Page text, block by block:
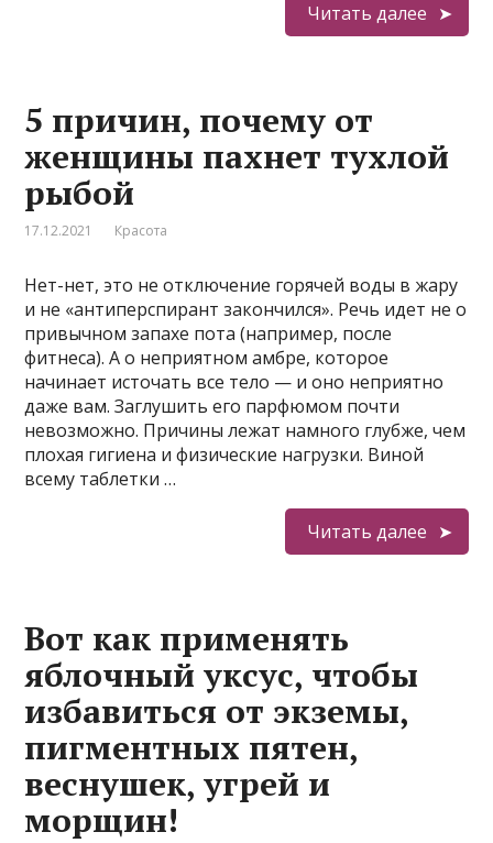
Читать далее
5 причин, почему от
женщины пахнет тухлой
рыбой
17.12.2021 Красота
Нет-нет, это не отключение горячей воды в жару
и не «антиперспирант закончился». Речь идет не о
привычном запахе пота (например, после
фитнеса). А о неприятном амбре, которое
начинает источать все тело — и оно неприятно
даже вам. Заглушить его парфюмом почти
невозможно. Причины лежат намного глубже, чем
плохая гигиена и физические нагрузки. Виной
всему таблетки …
Читать далее
Вот как применять
яблочный уксус, чтобы
избавиться от экземы,
пигментных пятен,
веснушек, угрей и
морщин!